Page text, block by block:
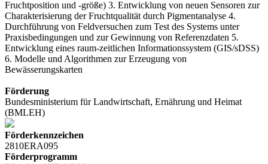
Fruchtposition und -größe) 3. Entwicklung von neuen Sensoren zur
Charakterisierung der Fruchtqualität durch Pigmentanalyse 4.
Durchführung von Feldversuchen zum Test des Systems unter
Praxisbedingungen und zur Gewinnung von Referenzdaten 5.
Entwicklung eines raum-zeitlichen Informationssystem (GIS/sDSS)
6. Modelle und Algorithmen zur Erzeugung von
Bewässerungskarten
Förderung
Bundesministerium für Landwirtschaft, Ernährung und Heimat
(BMLEH)
Förderkennzeichen
2810ERA095
Förderprogramm